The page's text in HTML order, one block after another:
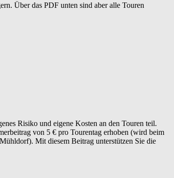
Über das PDF unten sind aber alle Touren
Risiko und eigene Kosten an den Touren teil.
von 5 € pro Tourentag erhoben (wird beim
Mit diesem Beitrag unterstützen Sie die